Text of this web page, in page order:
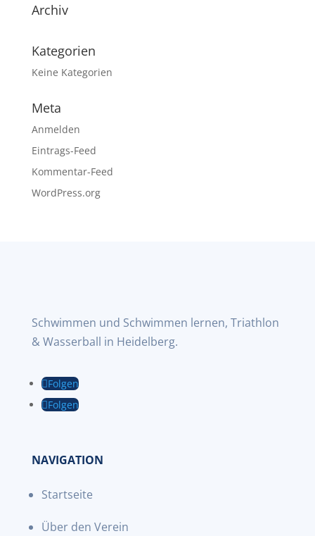
Archiv
Kategorien
Keine Kategorien
Meta
Anmelden
Eintrags-Feed
Kommentar-Feed
WordPress.org
Schwimmen und Schwimmen lernen, Triathlon
& Wasserball in Heidelberg.
Folgen
Folgen
NAVIGATION
Startseite
Über den Verein